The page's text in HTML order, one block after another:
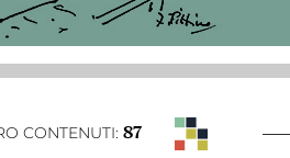
CONTENUTI: 87